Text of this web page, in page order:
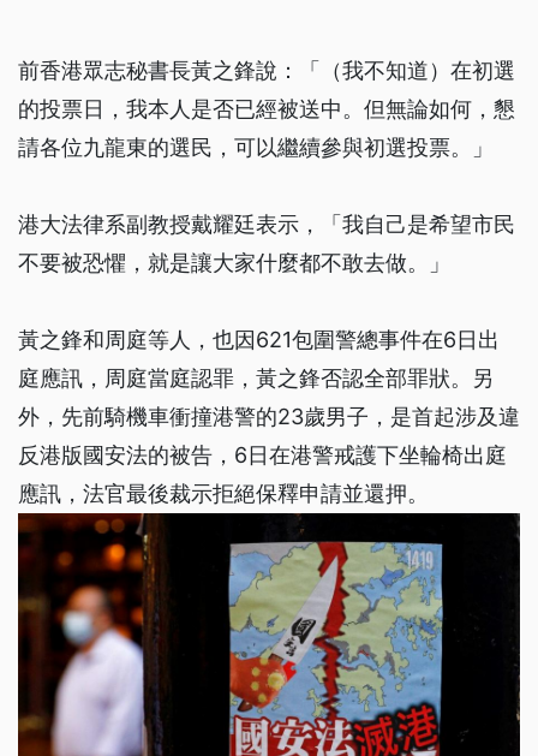
前香港眾志秘書長黃之鋒說：「（我不知道）在初選
的投票日，我本人是否已經被送中。但無論如何，懇
請各位九龍東的選民，可以繼續參與初選投票。」
港大法律系副教授戴耀廷表示，「我自己是希望市民
不要被恐懼，就是讓大家什麼都不敢去做。」
黃之鋒和周庭等人，也因621包圍警總事件在6日出
庭應訊，周庭當庭認罪，黃之鋒否認全部罪狀。另
外，先前騎機車衝撞港警的23歲男子，是首起涉及違
反港版國安法的被告，6日在港警戒護下坐輪椅出庭
應訊，法官最後裁示拒絕保釋申請並還押。